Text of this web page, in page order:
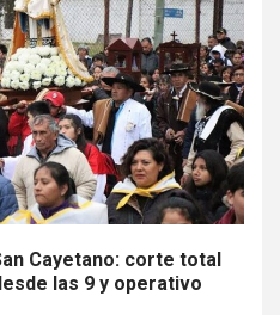
Cayetano: corte total
las 9 y operativo